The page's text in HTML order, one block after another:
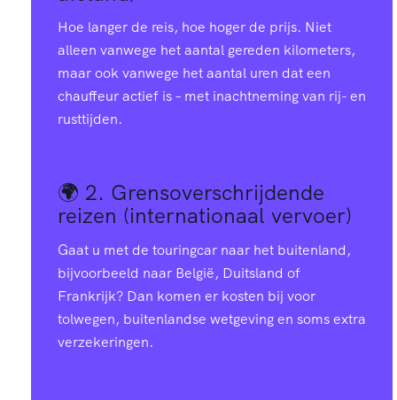
Hoe langer de reis, hoe hoger de prijs. Niet
alleen vanwege het aantal gereden kilometers,
maar ook vanwege het aantal uren dat een
chauffeur actief is – met inachtneming van rij- en
rusttijden.
🌍 2. Grensoverschrijdende
reizen (internationaal vervoer)
Gaat u met de touringcar naar het buitenland,
bijvoorbeeld naar België, Duitsland of
Frankrijk? Dan komen er kosten bij voor
tolwegen, buitenlandse wetgeving en soms extra
verzekeringen.
9
2
8
0
3
0
4
1
5
8